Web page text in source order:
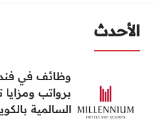
الأحدث
وظائف في
برواتب
السالمية